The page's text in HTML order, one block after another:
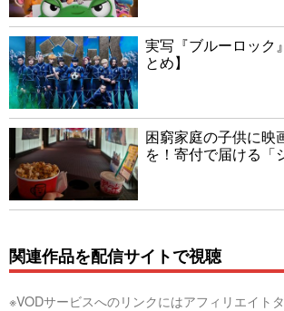
実写『ブルーロック
とめ】
困窮家庭の子供に映
を！寄付で届ける「
関連作品を配信サイトで視聴
※VODサービスへのリンクにはアフィリエイト